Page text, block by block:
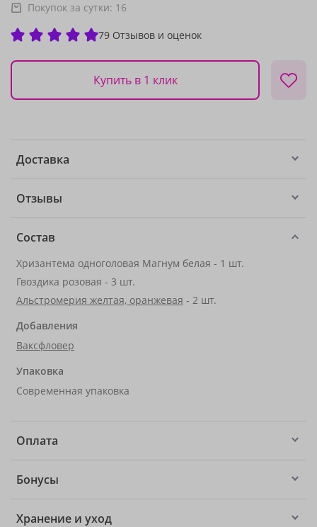
Покупок за сутки: 16
79 Отзывов и оценок
Купить в 1 клик
Доставка
Отзывы
Состав
Хризантема одноголовая Магнум белая - 1 шт.
Гвоздика розовая - 3 шт.
Альстромерия желтая, оранжевая - 2 шт.
Добавления
Ваксфловер
Упаковка
Современная упаковка
Оплата
Бонусы
Хранение и уход